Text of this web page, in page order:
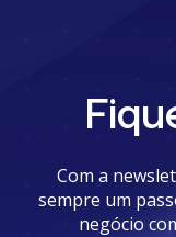
Com a
sempre um
negócio